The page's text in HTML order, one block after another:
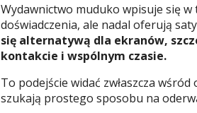
Wydawnictwo muduko wpisuje się
doświadczenia, ale nadal oferują
się alternatywą dla ekranów,
kontakcie i wspólnym czasie.
To podejście widać zwłaszcza
szukają prostego sposobu na